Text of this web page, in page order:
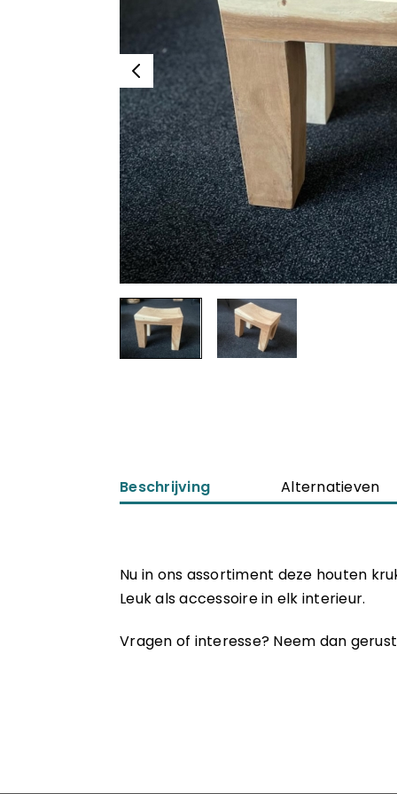
Beschrijving Alternatieven
Nu in ons assortiment deze houten
Leuk als accessoire in elk interieur.
Vragen of interesse? Neem dan